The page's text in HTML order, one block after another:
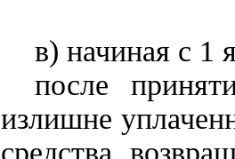
в) начиная с 1
после
излишне
средства